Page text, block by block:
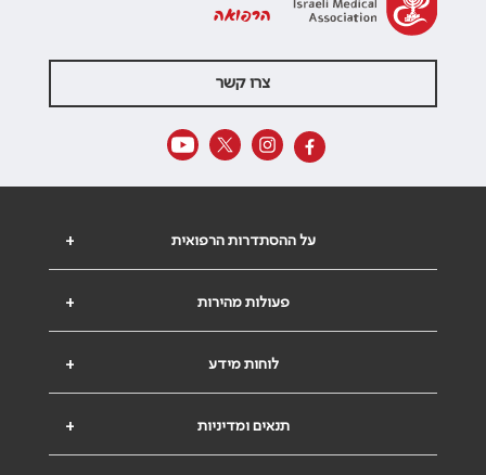
הרפואה
צרו קשר
+ על ההסתדרות הרפואית
+ פעולות מהירות
+ לוחות מידע
+ תנאים ומדיניות